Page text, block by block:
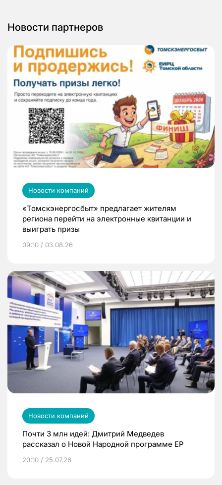
Новости партнеров
Новости компаний
«Томскэнергосбыт» предлагает жителям
региона перейти на электронные квитанции и
выиграть призы
09:10 / 03.08.26
Новости компаний
Почти 3 млн идей: Дмитрий Медведев
рассказал о Новой Народной программе ЕР
20:10 / 25.07.26